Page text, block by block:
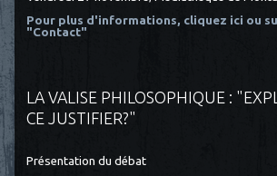
Pour plus d'informations, cliquez ici ou
"Contact"
LA VALISE PHILOSOPHIQUE :
CE JUSTIFIER?"
Présentation du débat